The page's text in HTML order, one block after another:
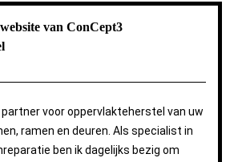
van ConCept3
voor oppervlakteherstel van uw
ramen en deuren. Als specialist in
ben ik dagelijks bezig om